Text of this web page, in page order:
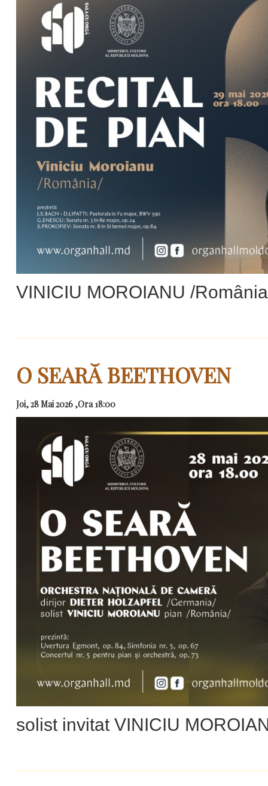
VINICIU MOROIANU /
O SEARĂ BEETHOVEN
Joi, 28 Mai 2026 ,Ora 18:00
solist invitat VINICIU